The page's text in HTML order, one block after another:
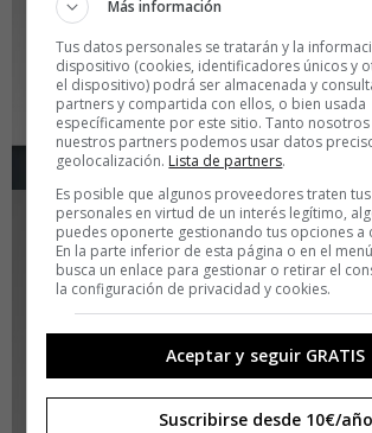
Más información
Tus datos personales se tratarán y la
dispositivo (cookies, identificadores únicos y
el dispositivo) podrá ser almacenada y
partners y compartida con ellos, o bien usada
específicamente por este sitio. Tanto
nuestros partners podemos usar datos
geolocalización. Lista de partners.
Es posible que algunos proveedores traten
personales en virtud de un interés legítimo,
puedes oponerte gestionando tus opciones a
En la parte inferior de esta página o en el
busca un enlace para gestionar o retirar el
la configuración de privacidad y cookies.
Aceptar y seguir GRATIS
Suscribirse desde 10€/año